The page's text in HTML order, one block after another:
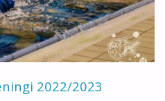
2022/2023